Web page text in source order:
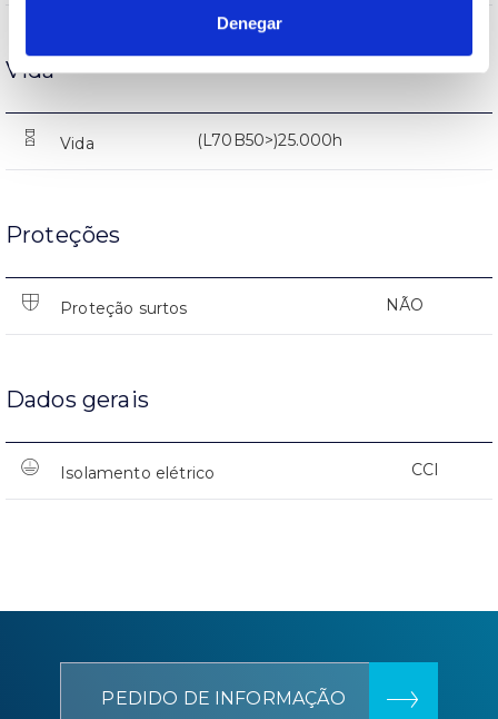
Denegar
Vida
Vida (L70B50>)25.000h
Proteções
Proteção surtos NÃO
Dados gerais
Isolamento elétrico CCI
PEDIDO DE INFORMAÇÃO